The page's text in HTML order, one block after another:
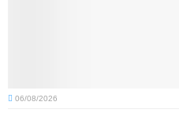
06/08/2026